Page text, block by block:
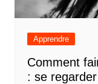
Apprendre
Comment
: se